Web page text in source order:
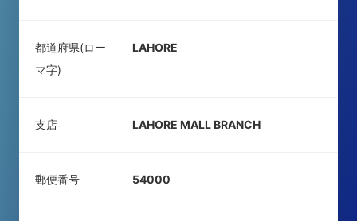
都道府県(ロー
マ字)
LAHORE
支店 LAHORE MALL BRANCH
郵便番号 54000